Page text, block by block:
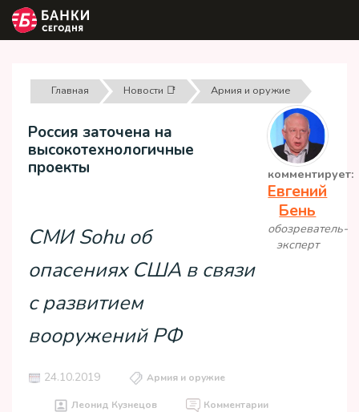
Главная Новости 📑 Армия и оружие
Россия заточена на
высокотехнологичные
проекты
СМИ Sohu об
опасениях США в связи
с развитием
вооружений РФ
комментирует:
Евгений
Бень
обозреватель-
эксперт
24.10.2019 Армия и оружие
Леонид Кузнецов Комментарии